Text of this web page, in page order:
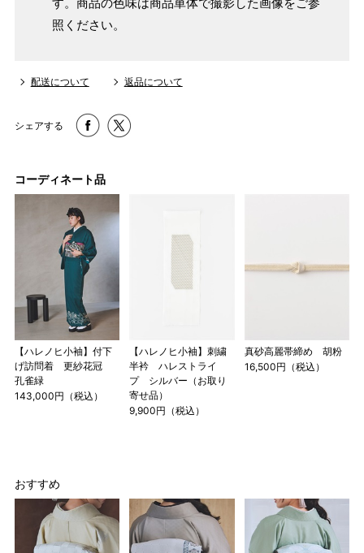
す。商品の色味は商品単体で撮影した画像をご参
照ください。
配送について 返品について
シェアする
コーディネート品
【ハレノヒ小袖】付下
げ訪問着 更紗花冠
孔雀緑
143,000円（税込）
【ハレノヒ小袖】刺繍
半衿 ハレストライ
プ シルバー（お取り
寄せ品）
9,900円（税込）
真砂高麗帯締め 胡粉
16,500円（税込）
おすすめ